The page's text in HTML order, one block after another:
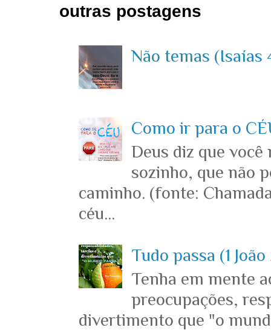
outras postagens
Não temas (Isaías
Como ir para o
Deus diz que você
sozinho, que não
caminho. (fonte:
céu...
Tudo passa (1 João
Tenha em mente
preocupações,
divertimento que "o